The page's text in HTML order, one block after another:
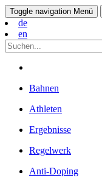
Toggle navigation Menü
de
en
Bahnen
Athleten
Ergebnisse
Regelwerk
Anti-Doping